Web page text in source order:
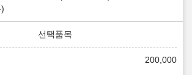
200,000